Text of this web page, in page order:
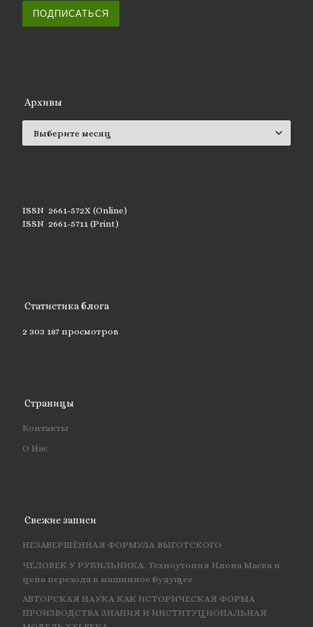
ПОДПИСАТЬСЯ
Архивы
ISSN 2661-572X (Online)
ISSN 2661-5711 (Print)
Статистика блога
2 303 187 просмотров
Страницы
Контакты
О Нас
Свежие записи
НЕЗАВЕРШЁННАЯ ФОРМУЛА ВЫГОТСКОГО
ЧЕЛОВЕК У РУБИЛЬНИКА. Техноутопия Илона Маска и
цена перехода в машинное будущее
АВТОРСКАЯ НАУКА КАК ИСТОРИЧЕСКАЯ ФОРМА
ПРОИЗВОДСТВА ЗНАНИЯ И ИНСТИТУЦИОНАЛЬНАЯ